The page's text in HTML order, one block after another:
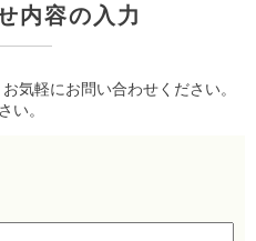
内容の入力
気軽にお問い合わせください。
い。